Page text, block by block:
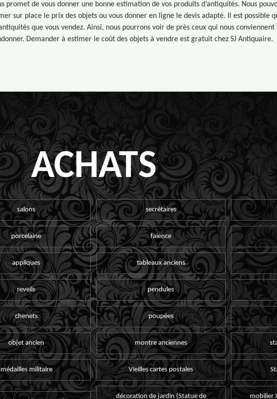
promet de vous donner une bonne estimation de vos produits d’antiquités. Nous
sur place le prix des objets ou vous donner en ligne le devis adapté. Il est possible
que vous vendez. Ainsi, nous pourrons voir de près ceux qui nous conviennent
Demander à estimer le coût des objets à vendre est gratuit chez SJ Antiquaire.
ACHATS
salons secrétaires
porcelaine faïence
appliques tableaux anciens
reveils pendules
chenets poupées
objet ancien montre anciennes
médailles militaire Vieilles cartes postales
décoration de jardin (Statue de mobilier